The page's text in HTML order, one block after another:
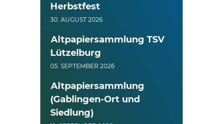
Herbstfest
30. AUGUST 2026
Altpapiersammlung TSV
Lützelburg
05. SEPTEMBER 2026
Altpapiersammlung
(Gablingen-Ort und
Siedlung)